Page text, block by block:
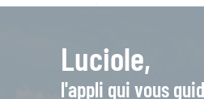
Luciole,
l'appli qui vous